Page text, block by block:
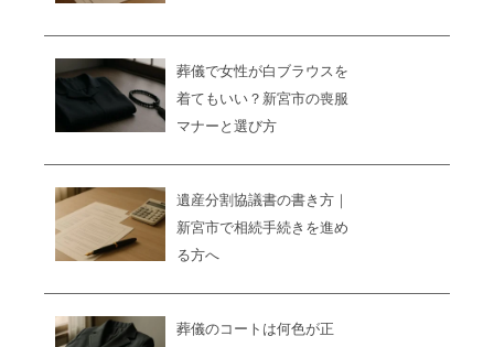
葬儀で女性が白ブラウスを
着てもいい？新宮市の喪服
マナーと選び方
遺産分割協議書の書き方｜
新宮市で相続手続きを進め
る方へ
葬儀のコートは何色が正